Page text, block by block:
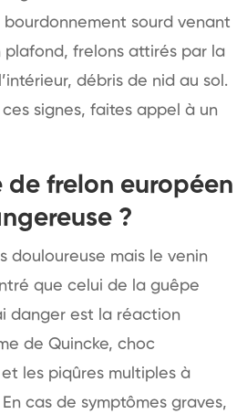
sourd venant
plafond, frelons attirés par la
débris de nid au sol.
ces signes, faites appel à un
de frelon européen
?
douloureuse mais le venin
que celui de la guêpe
danger est la réaction
de Quincke, choc
les piqûres multiples à
cas de symptômes graves,